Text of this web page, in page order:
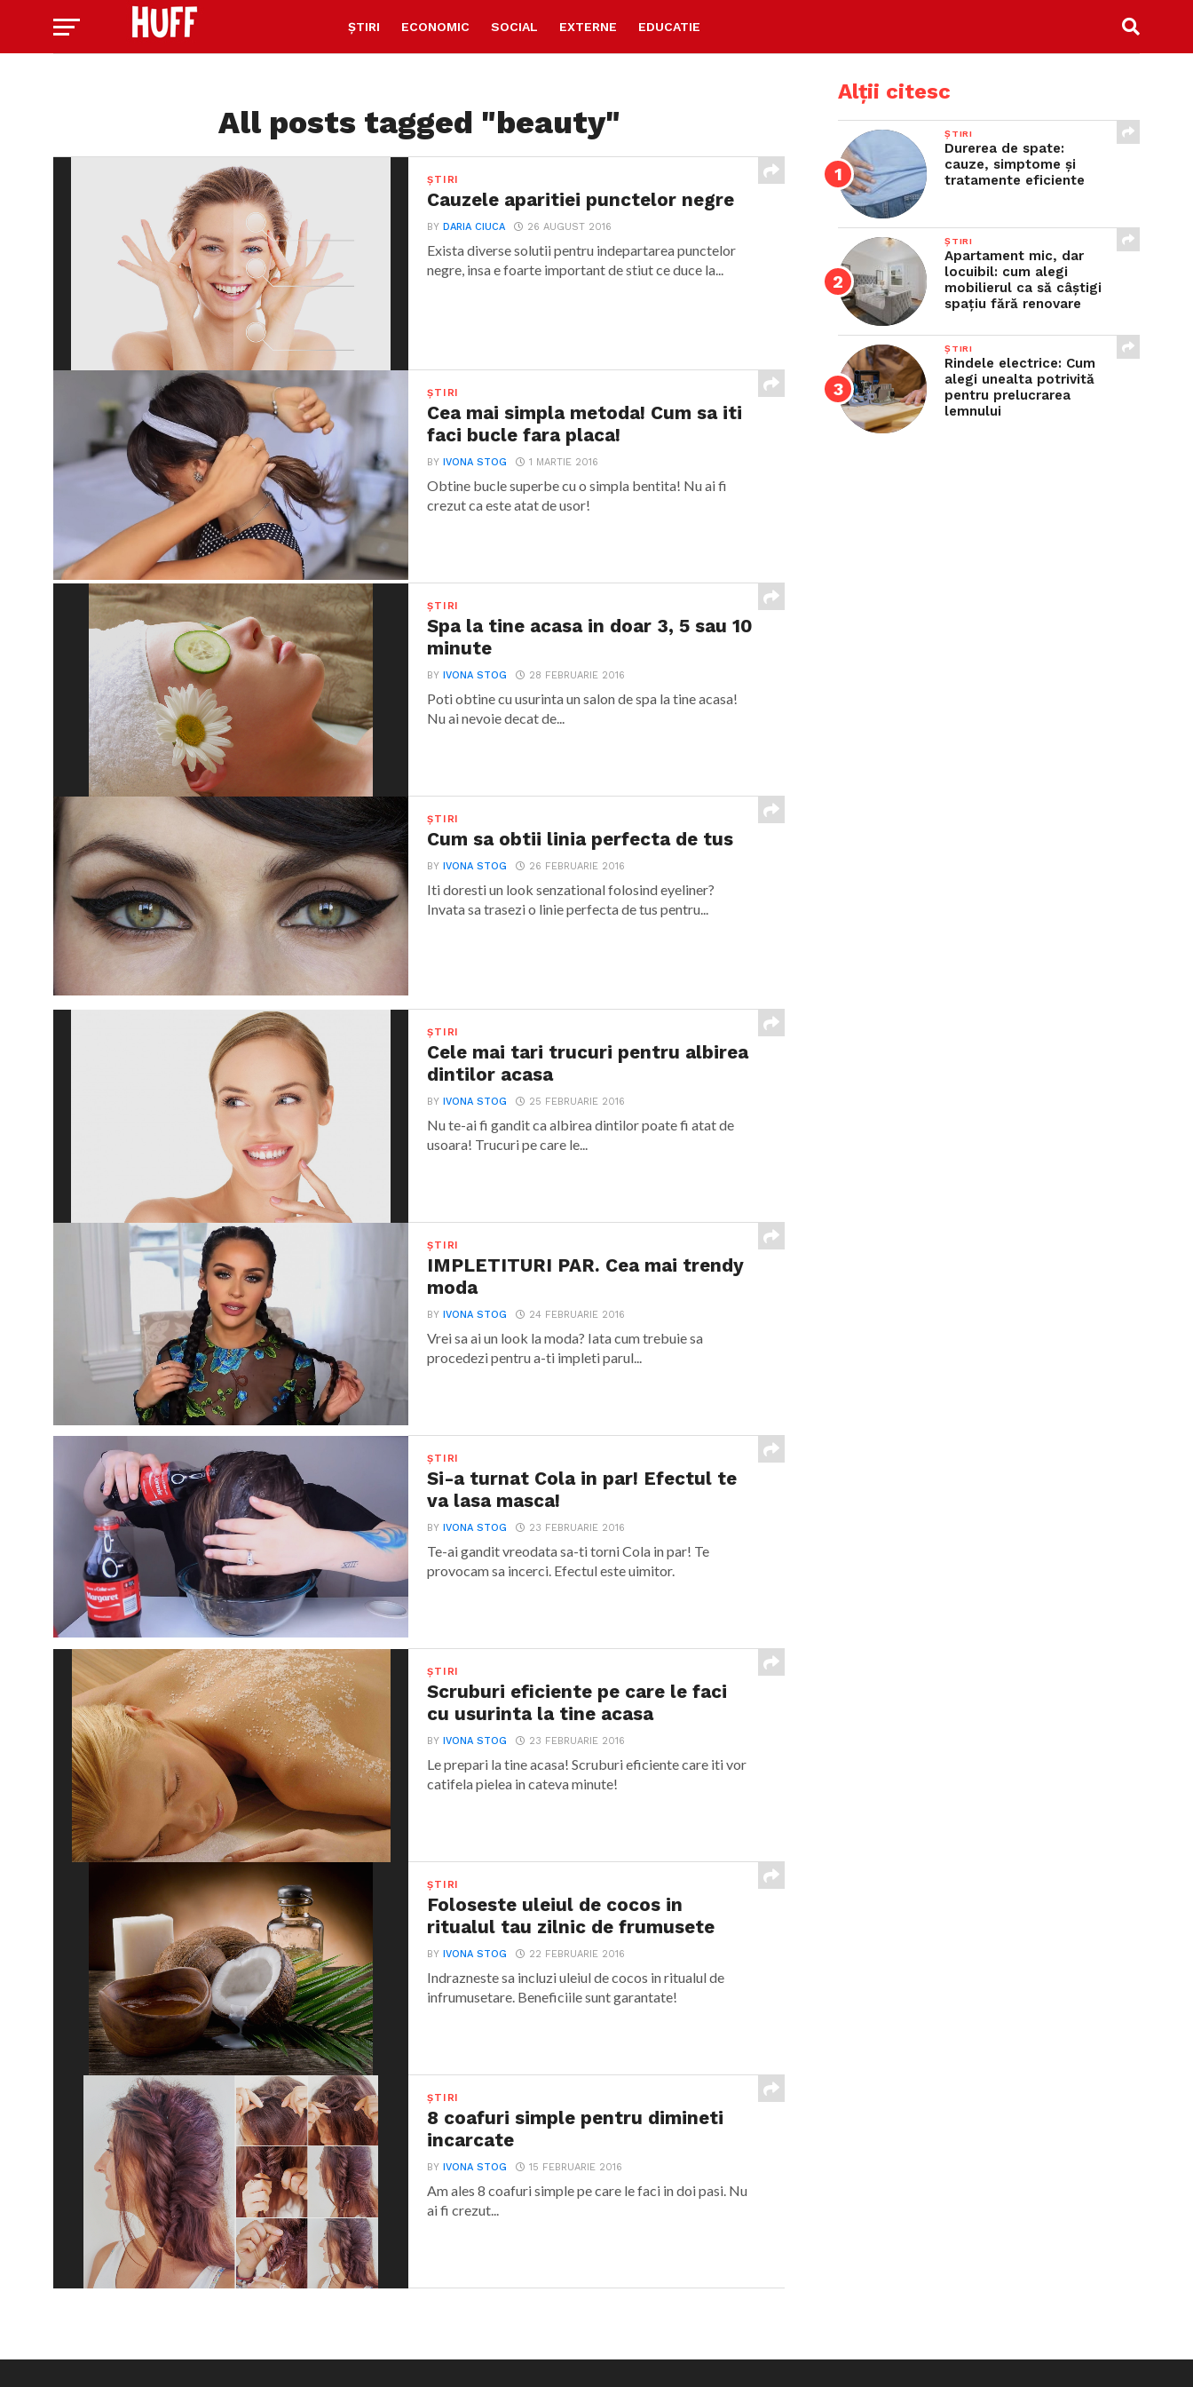
ȘTIRI ECONOMIC SOCIAL EXTERNE EDUCATIE
All posts tagged "beauty"
ȘTIRI
Cauzele aparitiei punctelor negre
BYDARIA CIUCA 26 AUGUST 2016
Exista diverse solutii pentru indepartarea punctelor
negre, insa e foarte important de stiut ce duce la...
ȘTIRI
Cea mai simpla metoda! Cum sa iti
faci bucle fara placa!
BY IVONA STOG 1 MARTIE 2016
Obtine bucle superbe cu o simpla bentita! Nu ai fi
crezut ca este atat de usor!
ȘTIRI
Spa la tine acasa in doar 3, 5 sau 10
minute
BY IVONA STOG 28 FEBRUARIE 2016
Poti obtine cu usurinta un salon de spa la tine acasa!
Nu ai nevoie decat de...
ȘTIRI
Cum sa obtii linia perfecta de tus
BY IVONA STOG 26 FEBRUARIE 2016
Iti doresti un look senzational folosind eyeliner?
Invata sa trasezi o linie perfecta de tus pentru...
ȘTIRI
Cele mai tari trucuri pentru albirea
dintilor acasa
BY IVONA STOG 25 FEBRUARIE 2016
Nu te-ai fi gandit ca albirea dintilor poate fi atat de
usoara! Trucuri pe care le...
ȘTIRI
IMPLETITURI PAR. Cea mai trendy
moda
BY IVONA STOG 24 FEBRUARIE 2016
Vrei sa ai un look la moda? Iata cum trebuie sa
procedezi pentru a-ti impleti parul...
ȘTIRI
Si-a turnat Cola in par! Efectul te
va lasa masca!
BY IVONA STOG 23 FEBRUARIE 2016
Te-ai gandit vreodata sa-ti torni Cola in par! Te
provocam sa incerci. Efectul este uimitor.
ȘTIRI
Scruburi eficiente pe care le faci
cu usurinta la tine acasa
BY IVONA STOG 23 FEBRUARIE 2016
Le prepari la tine acasa! Scruburi eficiente care iti vor
catifela pielea in cateva minute!
ȘTIRI
Foloseste uleiul de cocos in
ritualul tau zilnic de frumusete
BY IVONA STOG 22 FEBRUARIE 2016
Indrazneste sa incluzi uleiul de cocos in ritualul de
infrumusetare. Beneficiile sunt garantate!
ȘTIRI
8 coafuri simple pentru dimineti
incarcate
BY IVONA STOG 15 FEBRUARIE 2016
Am ales 8 coafuri simple pe care le faci in doi pasi. Nu
ai fi crezut...
Alții citesc
ȘTIRI
Durerea de spate:
cauze, simptome și
tratamente eficiente
ȘTIRI
Apartament mic, dar
locuibil: cum alegi
mobilierul ca să câștigi
spațiu fără renovare
ȘTIRI
Rindele electrice: Cum
alegi unealta potrivită
pentru prelucrarea
lemnului